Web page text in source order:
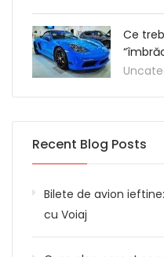
Ce
Recent Blog Posts
Bilete de avion
cu Voiaj